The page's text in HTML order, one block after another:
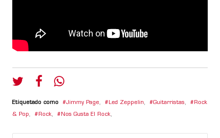
Etiquetado como Jimmy Page, Led Zeppelin, Guitarristas, Rock
& Pop, Rock, Nos Gusta El Rock,